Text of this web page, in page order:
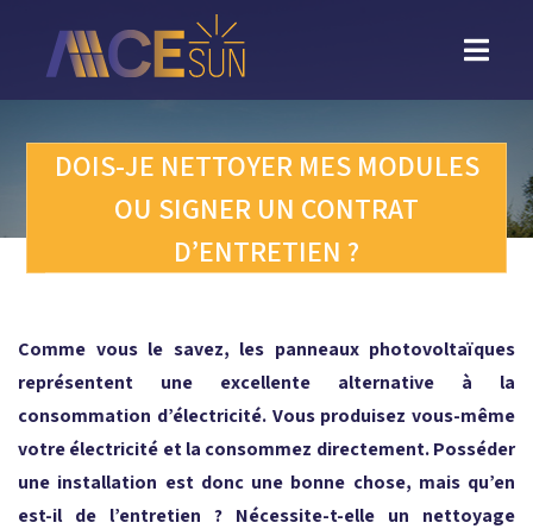
DOIS-JE NETTOYER MES MODULES
OU SIGNER UN CONTRAT
D’ENTRETIEN ?
Comme vous le savez, les panneaux photovoltaïques
représentent une excellente alternative à la
consommation d’électricité. Vous produisez vous-même
votre électricité et la consommez directement. Posséder
une installation est donc une bonne chose, mais qu’en
est-il de l’entretien ? Nécessite-t-elle un nettoyage